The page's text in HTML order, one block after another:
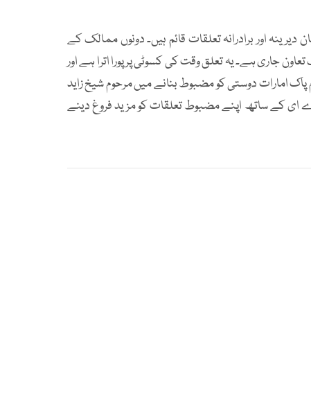
اور برادرانہ تعلقات قائم ہیں۔ دونوں ممالک کے
جاری ہے۔ یہ تعلق وقت کی کسوٹی پر پورا اترا ہے اور
امارات دوستی کو مضبوط بنانے میں مرحوم شیخ زاید
ای کے ساتھ اپنے مضبوط تعلقات کو مزید فروغ دینے